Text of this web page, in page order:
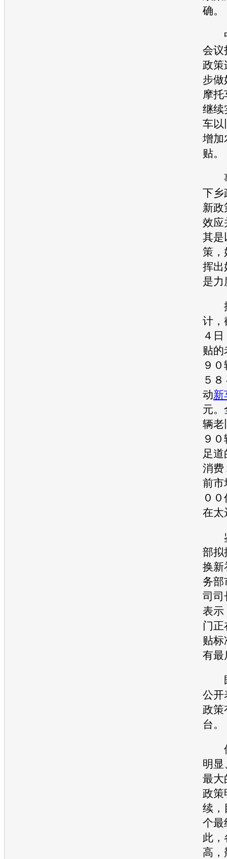
确。
中
会议
政策
步做
摩托
继续
车
增加
贴。
事
下乡
新政
效应
其是
策，
挥出
是力
据
计，
４
贴的
９
５
动新
元。
辆老
９
足
消费
前市
０
在太
鉴
部拟
换新
务部
司司
表示
门
贴
有最
既
公开
政策
台。
但
明显
最大
政策
续，
个最
此，
高，